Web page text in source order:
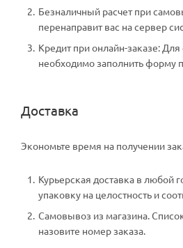
Безналичный расчет при
перенаправит вас на сервер
Кредит при онлайн-заказе:
необходимо заполнить форму
Доставка
Экономьте время на получении
Курьерская доставка в любой
упаковку на целостность и
Самовывоз из магазина.
назовите номер заказа.